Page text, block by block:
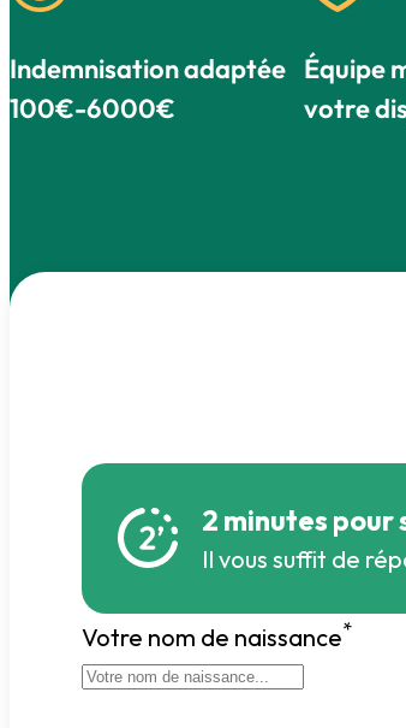
Indemnisation adaptée
100€-6000€
Équipe
votre
2 minutes pour
Il vous suffit de
Votre nom de naissance*